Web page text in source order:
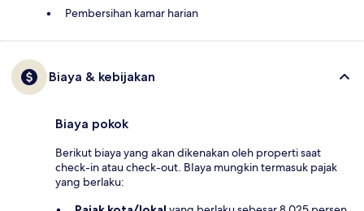
Pembersihan kamar harian
Biaya & kebijakan
Biaya pokok
Berikut biaya yang akan dikenakan oleh properti saat
check-in atau check-out. BIaya mungkin termasuk pajak
yang berlaku: